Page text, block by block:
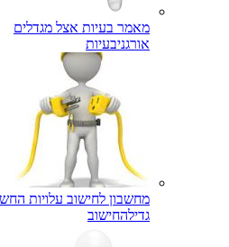
מאמר בעיות אצל מגדלים
אורגניבעיות
מחשבון לחישוב עלויות
גדילהחישוב